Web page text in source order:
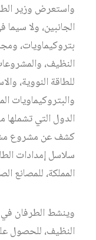
واستعرض وزير
الجانبين، ولا
بتروكيماويات،
النظيف،
للطاقة النووية،
والبتروكيماويات
الدول التي تشملها
كشف عن مشروع
سلاسل إمدادات
المملكة، للمصانع
وينشط الطرفان
النظيف، للحصول